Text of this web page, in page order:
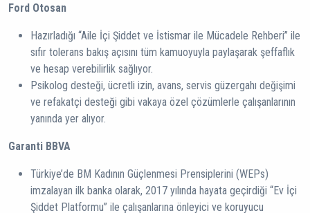
Ford Otosan
Hazırladığı “Aile İçi Şiddet ve İstismar ile Mücadele Rehberi” ile
sıfır tolerans bakış açısını tüm kamuoyuyla paylaşarak şeffaflık
ve hesap verebilirlik sağlıyor.
Psikolog desteği, ücretli izin, avans, servis güzergahı değişimi
ve refakatçi desteği gibi vakaya özel çözümlerle çalışanlarının
yanında yer alıyor.
Garanti BBVA
Türkiye’de BM Kadının Güçlenmesi Prensiplerini (WEPs)
imzalayan ilk banka olarak, 2017 yılında hayata geçirdiği “Ev İçi
Şiddet Platformu” ile çalışanlarına önleyici ve koruyucu